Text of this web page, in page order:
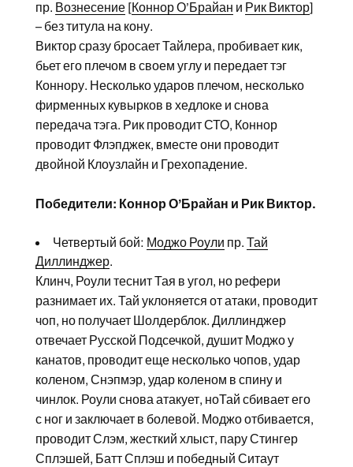
пр. Вознесение[Коннор О’Брайан и Рик Виктор]
– без титула на кону.
Виктор сразу бросает Тайлера, пробивает кик,
бьет его плечом в своем углу и передает тэг
Коннору. Несколько ударов плечом, несколько
фирменных кувырков в хедлоке и снова
передача тэга. Рик проводит СТО, Коннор
проводит Флэпджек, вместе они проводит
двойной Клоузлайн и Грехопадение.
Победители: Коннор О’Брайан и Рик Виктор.
Четвертый бой: Моджо Роули пр. Тай
Диллинджер.
Клинч, Роули теснит Тая в угол, но рефери
разнимает их. Тай уклоняется от атаки, проводит
чоп, но получает Шолдерблок. Диллинджер
отвечает Русской Подсечкой, душит Моджо у
канатов, проводит еще несколько чопов, удар
коленом, Снэпмэр, удар коленом в спину и
чинлок. Роули снова атакует, ноТай сбивает его
с ног и заключает в болевой. Моджо отбивается,
проводит Слэм, жесткий хлыст, пару Стингер
Сплэшей, Батт Сплэш и победный Ситаут